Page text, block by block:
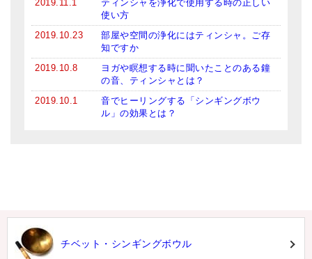
2019.11.1
ティンシャを浄化で使用する時の正しい
使い方
2019.10.23
部屋や空間の浄化にはティンシャ。ご存
知ですか
2019.10.8
ヨガや瞑想する時に聞いたことのある鐘
の音、ティンシャとは？
2019.10.1
音でヒーリングする「シンギングボウ
ル」の効果とは？
チベット・シンギングボウル